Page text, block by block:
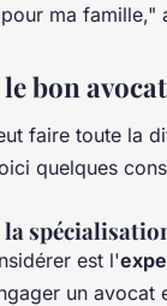
ma famille,"
bon
faire toute la
quelques
est l'
un